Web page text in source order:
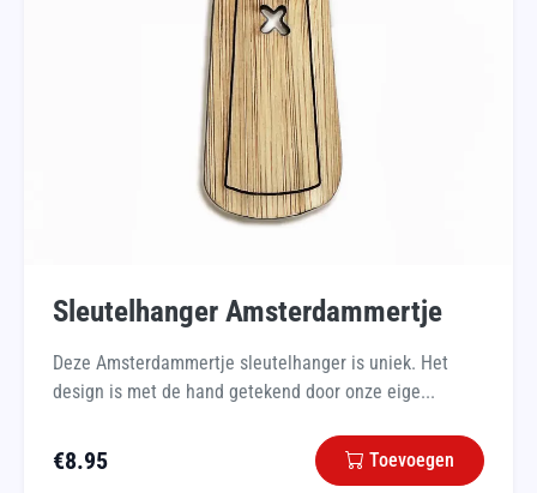
Sleutelhanger Amsterdammertje
Deze Amsterdammertje sleutelhanger is uniek. Het
design is met de hand getekend door onze eige...
€8.95 Toevoegen